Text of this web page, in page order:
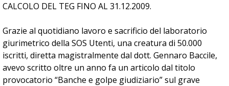
CALCOLO DEL TEG FINO AL 31.12.2009.
Grazie al quotidiano lavoro e sacrificio del laboratorio
giurimetrico della SOS Utenti, una creatura di 50.000
iscritti, diretta magistralmente dal dott. Gennaro Baccile,
avevo scritto oltre un anno fa un articolo dal titolo
provocatorio “Banche e golpe giudiziario” sul grave